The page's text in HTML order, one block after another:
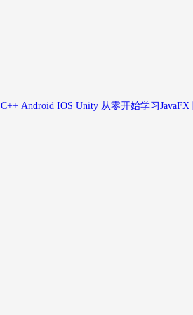
C++ Android IOS Unity 从零开始学习JavaFX